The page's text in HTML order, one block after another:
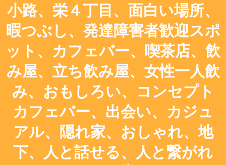
小路、栄４丁目、面白い場所、
暇つぶし、発達障害者歓迎スポ
ット、カフェバー、喫茶店、飲
み屋、立ち飲み屋、女性一人飲
み、おもしろい、コンセプト
カフェバー、出会い、カジュ
アル、隠れ家、おしゃれ、地
下、人と話せる、人と繋がれ